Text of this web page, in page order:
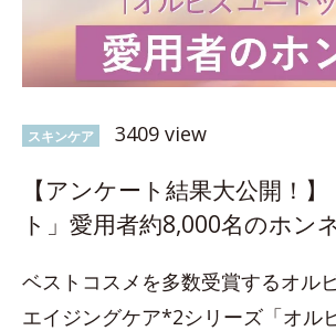
スキンケア 3409 view
【アンケート結果大公開！
ト」愛用者約8,000名のホン
ベストコスメを多数受賞するオル
エイジングケア*2シリーズ「オル